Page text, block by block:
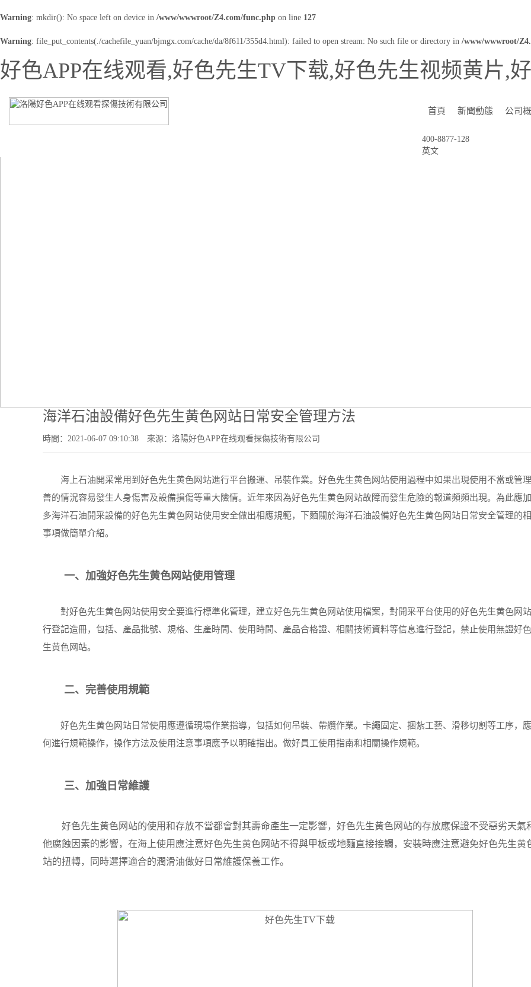
Warning: mkdir(): No space left on device in /www/wwwroot/Z4.com/func.php on line 127
Warning: file_put_contents(./cachefile_yuan/bjmgx.com/cache/da/8f611/355d4.html): failed to open stream: No such file or directory in /www/wwwroot/
好色APP在线观看,好色先生TV下载,好色先生视频黄片,
首頁 新聞動態 公司
400-8877-128
英文
海洋石油設備好色先生黄色网站日常安全管理方法
時間：2021-06-07 09:10:38 來源：洛陽好色APP在线观看探傷技術有限公司
海上石油開采常用到好色先生黄色网站進行平台搬運、吊裝作業。好色先生黄色网站使用過程中如果出現使用不當或管
善的情況容易發生人身傷害及設備損傷等重大險情。近年來因為好色先生黄色网站故障而發生危險的報道頻頻出現。為此應
多海洋石油開采設備的好色先生黄色网站使用安全做出相應規範，下麵關於海洋石油設備好色先生黄色网站日常安全管理的
事項做簡單介紹。
一、加強好色先生黄色网站使用管理
對好色先生黄色网站使用安全要進行標準化管理，建立好色先生黄色网站使用檔案，對開采平台使用的好色先生黄色网
行登記造冊，包括、產品批號、規格、生產時間、使用時間、產品合格證、相關技術資料等信息進行登記，禁止使用無證好
生黄色网站。
二、完善使用規範
好色先生黄色网站日常使用應遵循現場作業指導，包括如何吊裝、帶纜作業。卡繩固定、捆紮工藝、滑移切割等工序，
何進行規範操作，操作方法及使用注意事項應予以明確指出。做好員工使用指南和相關操作規範。
三、加強日常維護
好色先生黄色网站的使用和存放不當都會對其壽命產生一定影響，好色先生黄色网站的存放應保證不受惡劣天氣
他腐蝕因素的影響，在海上使用應注意好色先生黄色网站不得與甲板或地麵直接接觸，安裝時應注意避免好色先生黄
站的扭轉，同時選擇適合的潤滑油做好日常維護保養工作。